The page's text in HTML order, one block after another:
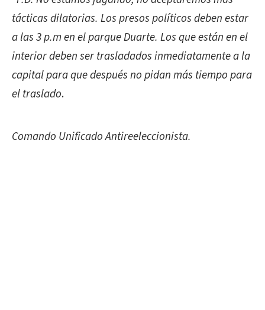
tácticas dilatorias. Los presos políticos deben estar
a las 3 p.m en el parque Duarte. Los que están en el
interior deben ser trasladados inmediatamente a la
capital para que después no pidan más tiempo para
el traslado.
Comando Unificado Antireeleccionista.